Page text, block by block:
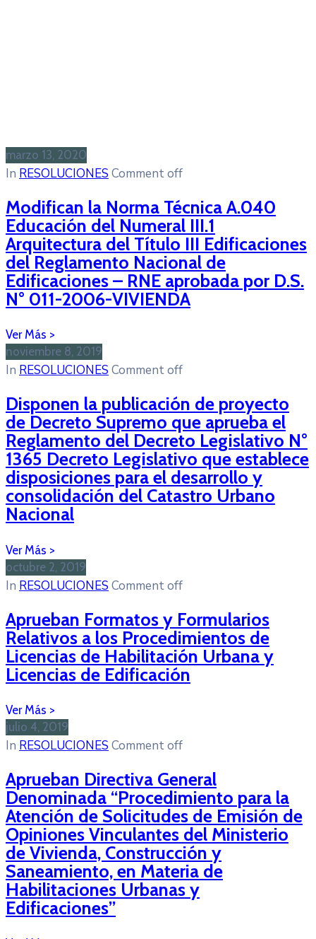
marzo 13, 2020
In RESOLUCIONES Comment off
Modifican la Norma Técnica A.040
Educación del Numeral III.1
Arquitectura del Título III Edificaciones
del Reglamento Nacional de
Edificaciones – RNE aprobada por D.S.
N° 011-2006-VIVIENDA
noviembre 8, 2019
In RESOLUCIONES Comment off
Disponen la publicación de proyecto
de Decreto Supremo que aprueba el
Reglamento del Decreto Legislativo N°
1365 Decreto Legislativo que establece
disposiciones para el desarrollo y
consolidación del Catastro Urbano
Nacional
octubre 2, 2019
In RESOLUCIONES Comment off
Aprueban Formatos y Formularios
Relativos a los Procedimientos de
Licencias de Habilitación Urbana y
Licencias de Edificación
julio 4, 2019
In RESOLUCIONES Comment off
Aprueban Directiva General
Denominada “Procedimiento para la
Atención de Solicitudes de Emisión de
Opiniones Vinculantes del Ministerio
de Vivienda, Construcción y
Saneamiento, en Materia de
Habilitaciones Urbanas y
Edificaciones”